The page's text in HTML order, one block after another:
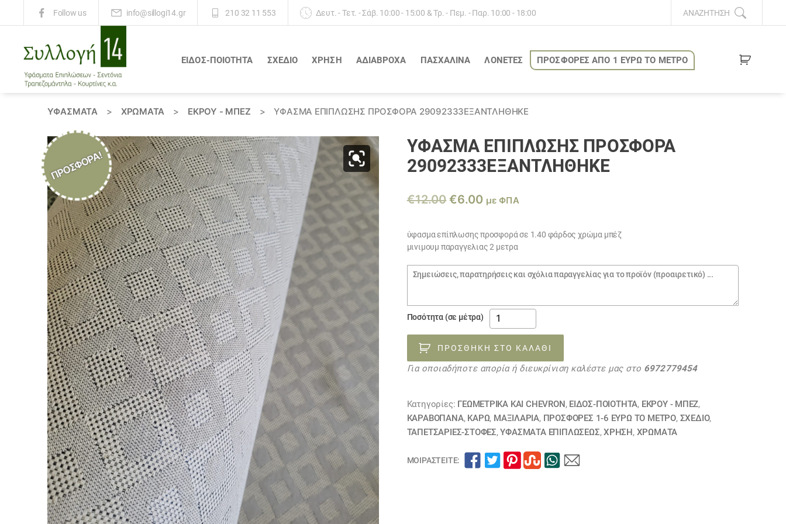
Follow us info@sillogi14.gr 210 32 11 553 Δευτ. - Τετ. - Σάβ. 10:00 - 15:00 & Τρ. - Πεμ. - Παρ. 10:00 - 18:00 ΑΝΑΖΉΤΗΣΗ
ΕΙΔΟΣ-ΠΟΙΟΤΗΤΑ ΣΧΕΔΙΟ ΧΡΗΣΗ ΑΔΙΆΒΡΟΧΑ ΠΑΣΧΑΛΙΝΑ ΛΟΝΈΤΕΣ ΠΡΟΣΦΟΡΕΣ ΑΠΟ 1 ΕΥΡΩ ΤΟ ΜΕΤΡΟ
ΥΦΆΣΜΑΤΑ > ΧΡΏΜΑΤΑ > ΕΚΡΟΥ - ΜΠΕΖ > ΎΦΑΣΜΑ ΕΠΊΠΛΩΣΗΣ ΠΡΟΣΦΟΡΆ 29092333ΕΞΑΝΤΛΗΘΗΚΕ
ΠΡΟΣΦΟΡΆ!
ΎΦΑΣΜΑ ΕΠΊΠΛΩΣΗΣ ΠΡΟΣΦΟΡΆ
29092333ΕΞΑΝΤΛΗΘΗΚΕ
€12.00Original
was:
€12.00.
€6.00Η
τιμή
είναι:
€6.00.
με ΦΠΑ
ύφασμα επίπλωσης προσφορά σε 1.40 φάρδος χρώμα μπέζ
μινιμουμ παραγγελιας 2 μετρα
Σημειώσεις
Ποσότητα (σε μέτρα)
ύφασμα
επίπλωσης
προσφορά
29092333ΕΞΑΝΤΛΗΘΗΚΕ
ποσότητα
ΠΡΟΣΘΉΚΗ ΣΤΟ ΚΑΛΆΘΙ
Για οποιαδήποτε απορία ή διευκρίνιση καλέστε μας στο 6972779454
Κατηγορίες: ΓΕΩΜΕΤΡΙΚΆ ΚΑΙ CHEVRON, ΕΙΔΟΣ-ΠΟΙΟΤΗΤΑ, ΕΚΡΟΥ - ΜΠΕΖ,
ΚΑΡΑΒΌΠΑΝΑ, ΚΑΡΏ, ΜΑΞΙΛΆΡΙΑ, ΠΡΟΣΦΟΡΕΣ 1-6 ΕΥΡΩ ΤΟ ΜΕΤΡΟ, ΣΧΕΔΙΟ,
ΤΑΠΕΤΣΑΡΙΕΣ-ΣΤΟΦΕΣ,ΥΦΆΣΜΑΤΑ ΕΠΙΠΛΏΣΕΩΣ,ΧΡΗΣΗ, ΧΡΏΜΑΤΑ
ΜΟΙΡΑΣΤΕΊΤΕ: